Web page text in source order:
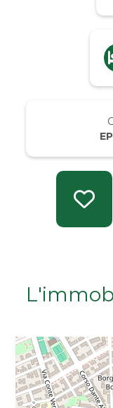
Da € 20.000 a
Da € 50.000 a
Da € 100.000
Da € 200.000
Da €
Da €